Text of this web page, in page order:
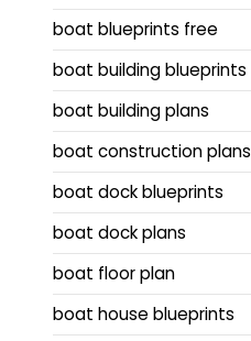
boat blueprints free
boat building blueprints
boat building plans
boat construction plans
boat dock blueprints
boat dock plans
boat floor plan
boat house blueprints